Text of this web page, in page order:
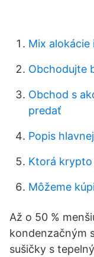
Mix
Obchodujte
Obchod s
predať
Popis
Ktorá krypto
Môžeme
Až o 50 %
kondenzačným
sušičky s